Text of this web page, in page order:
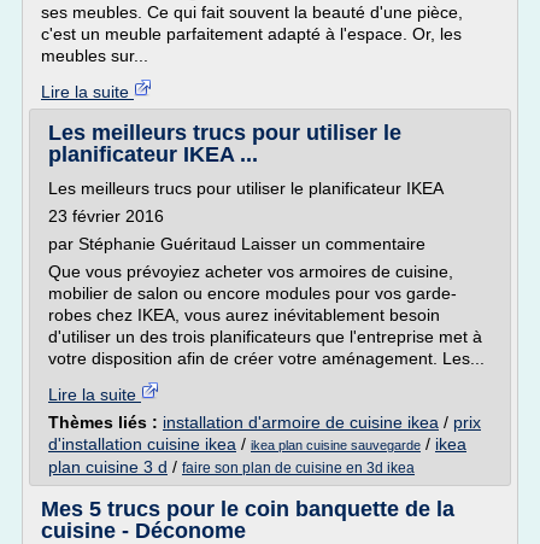
ses meubles. Ce qui fait souvent la beauté d'une pièce,
c'est un meuble parfaitement adapté à l'espace. Or, les
meubles sur...
Lire la suite
Les meilleurs trucs pour utiliser le
planificateur IKEA ...
Les meilleurs trucs pour utiliser le planificateur IKEA
23 février 2016
par Stéphanie Guéritaud Laisser un commentaire
Que vous prévoyiez acheter vos armoires de cuisine,
mobilier de salon ou encore modules pour vos garde-
robes chez IKEA, vous aurez inévitablement besoin
d'utiliser un des trois planificateurs que l'entreprise met à
votre disposition afin de créer votre aménagement. Les...
Lire la suite
Thèmes liés : installation d'armoire de cuisine ikea / prix
d'installation cuisine ikea / ikea plan cuisine sauvegarde / ikea
plan cuisine 3 d / faire son plan de cuisine en 3d ikea
Mes 5 trucs pour le coin banquette de la
cuisine - Déconome